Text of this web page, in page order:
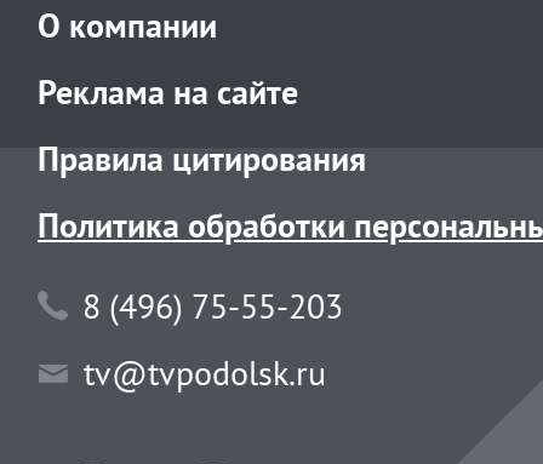
О компании
Реклама на сайте
Правила цитирования
Политика обработки
8 (496) 75-55-203
tv@tvpodolsk.ru